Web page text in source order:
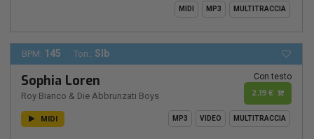
MIDI MP3 MULTITRACCIA
BPM: 145 Ton.: SIb
Sophia Loren
Roy Bianco & Die Abbrunzati Boys
Con testo
2,19 €
MIDI MP3 VIDEO MULTITRACCIA